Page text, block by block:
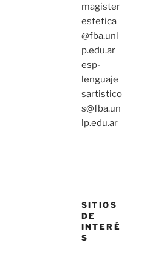
magister
estetica
@fba.unl
p.edu.ar
esp-
lenguaje
sartistico
s@fba.un
lp.edu.ar
SITIOS
DE
INTERÉ
S